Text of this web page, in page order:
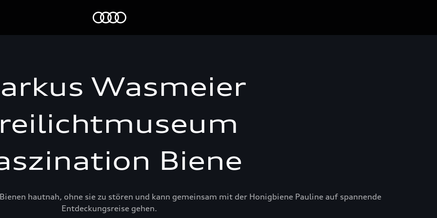
Wasmeier
Biene
hautnah, ohne sie zu stören und kann gemeinsam mit der Honigbiene Pauline auf spannende
Entdeckungsreise gehen.